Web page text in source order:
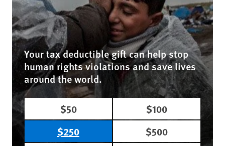
Your tax deductible gift can help stop
human rights violations and save lives
around the world.
$50
$100
$250
$500